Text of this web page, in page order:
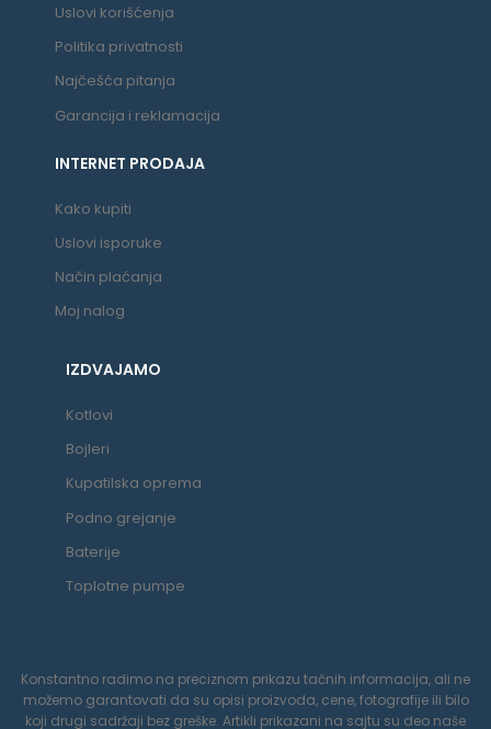
Uslovi korišćenja
Politika privatnosti
Najčešća pitanja
Garancija i reklamacija
INTERNET PRODAJA
Kako kupiti
Uslovi isporuke
Način plaćanja
Moj nalog
IZDVAJAMO
Kotlovi
Bojleri
Kupatilska oprema
Podno grejanje
Baterije
Toplotne pumpe
Konstantno radimo na preciznom prikazu tačnih informacija, ali ne
možemo garantovati da su opisi proizvoda, cene, fotografije ili bilo
koji drugi sadržaji bez greške. Artikli prikazani na sajtu su deo naše